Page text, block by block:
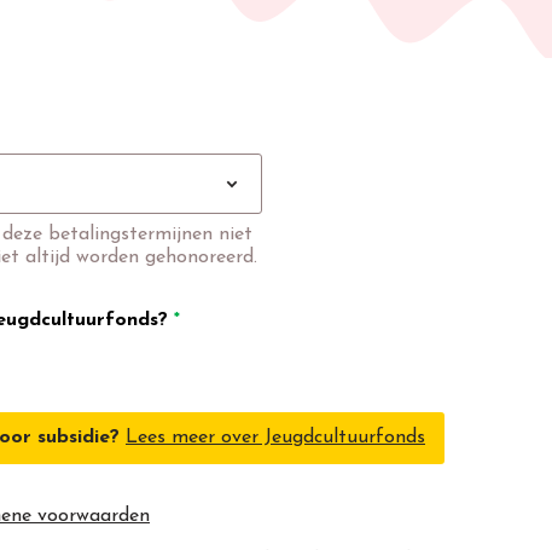
expand_more
betalingstermijnen niet
altijd worden gehonoreerd.
*
subsidie? Lees meer over Jeugdcultuurfonds
voorwaarden